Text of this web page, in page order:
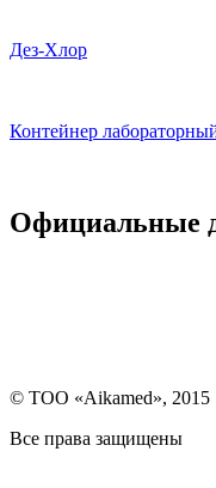
Дез-Хлор
Контейнер
Официальные
© ТОО «Aikamed», 2015
Все права защищены